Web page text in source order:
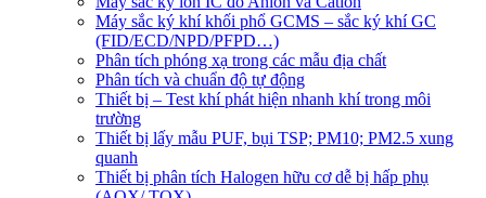
Máy sắc ký khí khối phổ GCMS – sắc ký khí GC
(FID/ECD/NPD/PFPD…)
Phân tích phóng xạ trong các mẫu địa chất
Phân tích và chuẩn độ tự động
Thiết bị – Test khí phát hiện nhanh khí trong môi
trường
Thiết bị lấy mẫu PUF, bụi TSP; PM10; PM2.5 xung
quanh
Thiết bị phân tích Halogen hữu cơ dễ bị hấp phụ